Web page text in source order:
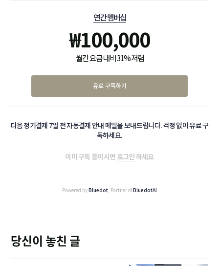
연간 멤버십
₩100,000
월간 요금 대비 31% 저렴
유료 구독하기
다음 정기결제 7일 전 자동결제 안내 메일을 보내드립니다. 걱정 없이 유료 구
독하세요.
이미 구독 중이시면 로그인하세요
Powered byBluedot, Partner ofBluedotAI
당신이 놓친 글